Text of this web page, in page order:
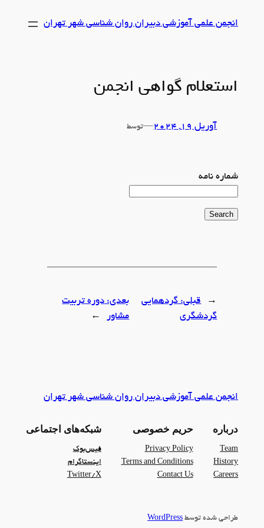
انجمن علمی آموزشی دبیران روان شناسی شهر تهران
استعلام گواهی انجمن
آوریل 19, 2024 —توسط
شماره نامه
← قبلی:گردهمایی
گردشگری
بعدی:دوره تربیت
مشاور
→
انجمن علمی آموزشی دبیران روان شناسی شهر تهران
درباره
Team
History
Careers
حریم خصوصی
Privacy Policy
Terms and Conditions
Contact Us
شبکه‌های اجتماعی
فیس‌بوک
اینستاگرام
Twitter/X
طراحی شده توسط WordPress